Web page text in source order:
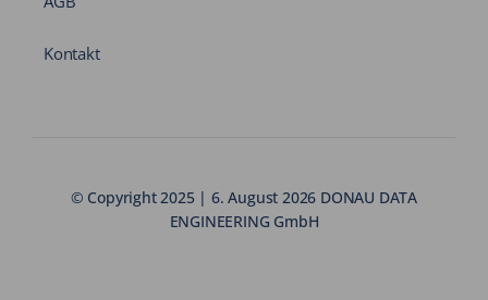
Kontakt
© Copyright 2025 | 6. August 2026 DONAU DATA
ENGINEERING GmbH